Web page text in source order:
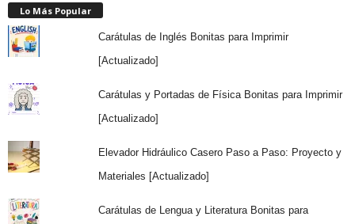
Lo Más Popular
Carátulas de Inglés Bonitas para Imprimir
[Actualizado]
Carátulas y Portadas de Física Bonitas para Imprimir
[Actualizado]
Elevador Hidráulico Casero Paso a Paso: Proyecto y
Materiales [Actualizado]
Carátulas de Lengua y Literatura Bonitas para